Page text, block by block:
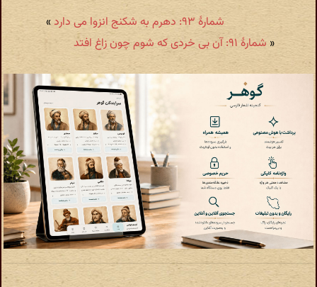
شمارهٔ ۹۳: دهرم به شکنج انزوا می دارد
»
« شمارهٔ ۹۱: آن بی خردی که شوم چون زاغ افتد